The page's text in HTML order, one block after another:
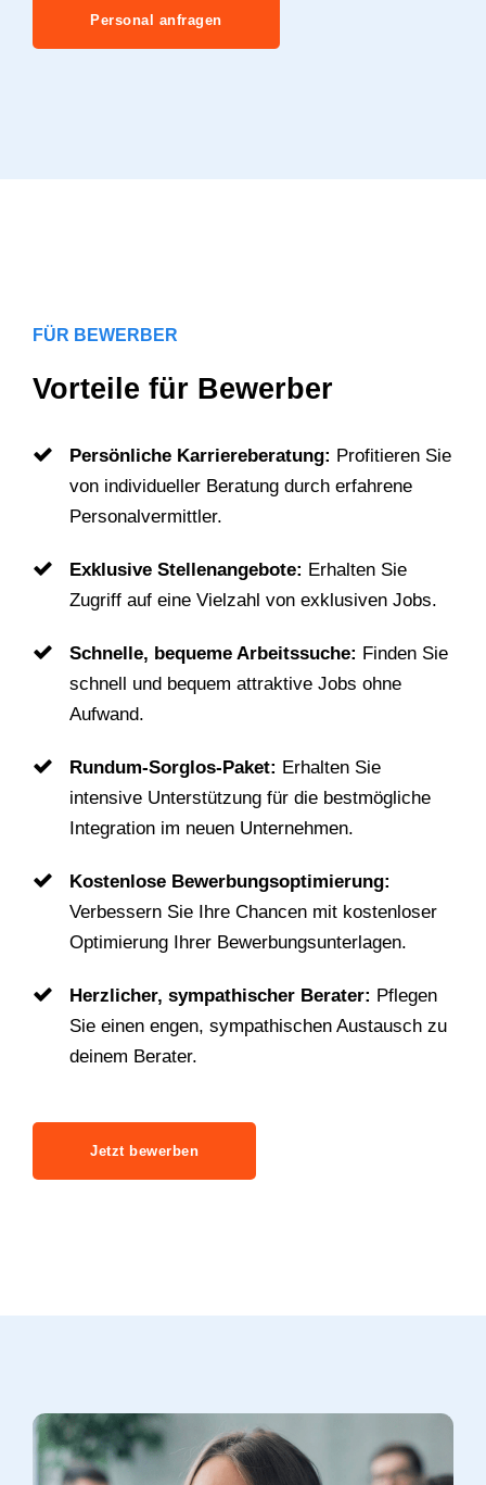
Personal anfragen
FÜR BEWERBER
Vorteile für Bewerber
Persönliche Karriereberatung: Profitieren Sie
von individueller Beratung durch erfahrene
Personalvermittler.
Exklusive Stellenangebote: Erhalten Sie
Zugriff auf eine Vielzahl von exklusiven Jobs.
Schnelle, bequeme Arbeitssuche: Finden Sie
schnell und bequem attraktive Jobs ohne
Aufwand.
Rundum-Sorglos-Paket: Erhalten Sie
intensive Unterstützung für die bestmögliche
Integration im neuen Unternehmen.
Kostenlose Bewerbungsoptimierung:
Verbessern Sie Ihre Chancen mit kostenloser
Optimierung Ihrer Bewerbungsunterlagen.
Herzlicher, sympathischer Berater: Pflegen
Sie einen engen, sympathischen Austausch zu
deinem Berater.
Jetzt bewerben